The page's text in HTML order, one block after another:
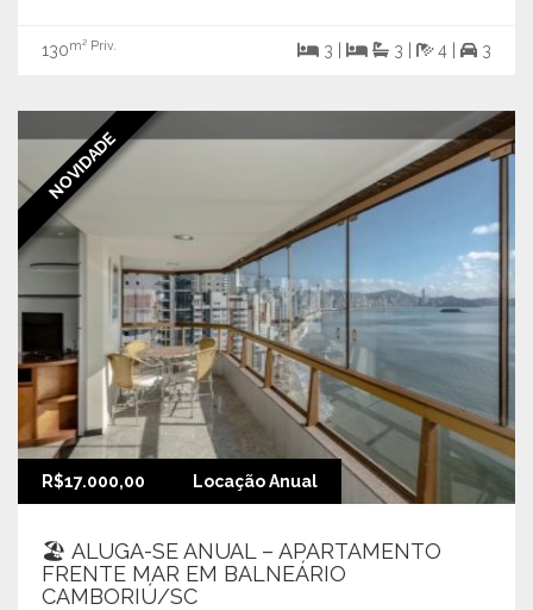
130m² Priv. 3 | 3 | 4 | 3
NOVIDADE
R$17.000,00 Locação Anual
🏖️ ALUGA-SE ANUAL – APARTAMENTO
FRENTE MAR EM BALNEÁRIO
CAMBORIÚ/SC